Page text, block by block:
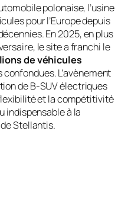
polonaise, l’usine
pour l’Europe depuis
En 2025, en plus
le site a franchi le
de véhicules
L’avènement
de B-SUV électriques
et la compétitivité
indispensable à la
Stellantis.